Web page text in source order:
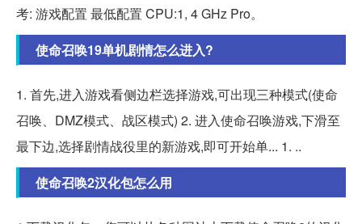
考: 游戏配置 最低配置 CPU:1, 4 GHz Pro。
使命召唤19单机剧情怎么进入?
1. 首先,进入游戏看侧边栏选择游戏,可出现三种模式(使命
召唤、DMZ模式、战区模式) 2. 进入使命召唤游戏,下滑至
最下边,选择剧情战役里的新游戏,即可开始单... 1. ..
使命召唤2汉化包怎么用